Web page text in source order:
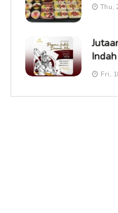
Thu,
Fri,